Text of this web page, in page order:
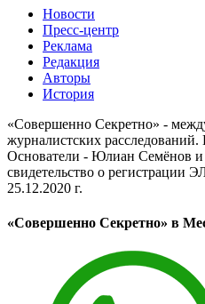
Новости
Пресс-центр
Реклама
Редакция
Авторы
История
«Совершенно Секретно» -
журналистских расследований.
Основатели - Юлиан Семёнов
свидетельство о регистрации
25.12.2020 г.
«Совершенно Секретно» в